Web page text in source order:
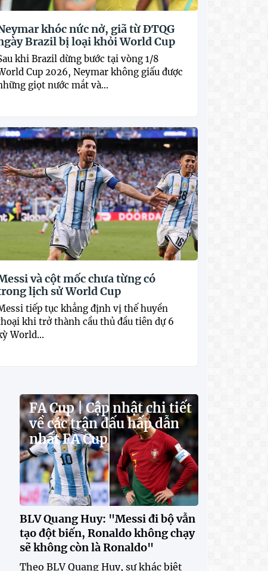
khóc nức nở, giã từ ĐTQG
Brazil bị loại khỏi World Cup
khi Brazil dừng bước tại vòng 1/8
Cup 2026, Neymar không giấu được
giọt nước mắt và...
và cột mốc chưa từng có
lịch sử World Cup
tiếp tục khẳng định vị thế huyền
khi trở thành cầu thủ đầu tiên dự 6
World...
FA Cup | Cập nhật chi tiết
về các trận đấu hấp dẫn
nhất FA Cup
BLV Quang Huy: "Messi đi bộ vẫn
tạo đột biến, Ronaldo không chạy
sẽ không còn là Ronaldo"
Theo BLV Quang Huy, sự khác biệt